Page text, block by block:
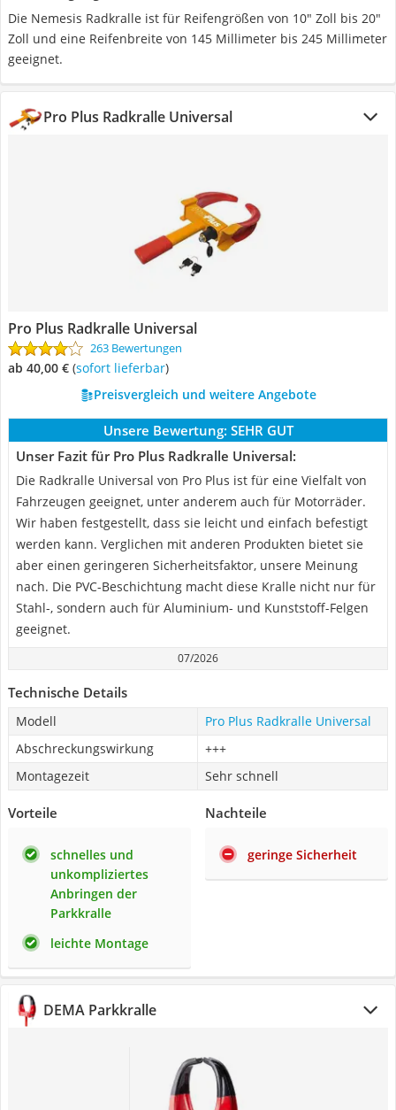
Die Nemesis Radkralle ist für Reifengrößen von 10" Zoll bis 20"
Zoll und eine Reifenbreite von 145 Millimeter bis 245 Millimeter
geeignet.
Pro Plus Radkralle Universal
Pro Plus Radkralle Universal
263 Bewertungen
ab 40,00 € ( Sofort lieferbar)
Preisvergleich und weitere Angebote
Unsere Bewertung: SEHR GUT
Unser Fazit für Pro Plus Radkralle Universal:
Die Radkralle Universal von Pro Plus ist für eine Vielfalt von
Fahrzeugen geeignet, unter anderem auch für Motorräder.
Wir haben festgestellt, dass sie leicht und einfach befestigt
werden kann. Verglichen mit anderen Produkten bietet sie
aber einen geringeren Sicherheitsfaktor, unsere Meinung
nach. Die PVC-Beschichtung macht diese Kralle nicht nur für
Stahl-, sondern auch für Aluminium- und Kunststoff-Felgen
geeignet.
07/2026
Technische Details
Modell
Pro Plus Radkralle Universal
Abschreckungswirkung
+++
Montagezeit
Sehr schnell
Vorteile
schnelles und
unkompliziertes
Anbringen der
Parkkralle
leichte Montage
Nachteile
geringe Sicherheit
DEMA Parkkralle